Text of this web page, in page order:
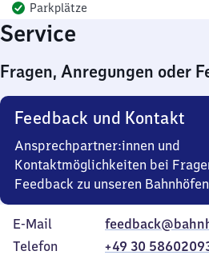
Parkplätze
Service
Fragen, Anregungen oder
Feedback und Kontakt
Ansprechpartner:innen und
Kontaktmöglichkeiten bei
Feedback zu unseren Bahnhöfen
E-Mail
Telefon
+49 30